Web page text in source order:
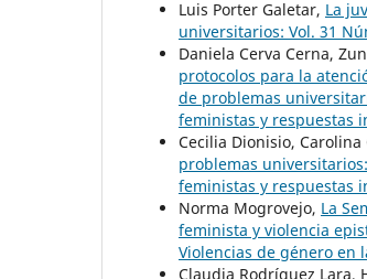
Luis Porter Galetar, La
universitarios: Vol. 31
Daniela Cerva Cerna,
protocolos para la
de problemas
feministas y respuestas
Cecilia Dionisio, Carolina
problemas
feministas y respuestas
Norma Mogrovejo, La
feminista y violencia
Violencias de género en
Claudia Rodríguez Lara,